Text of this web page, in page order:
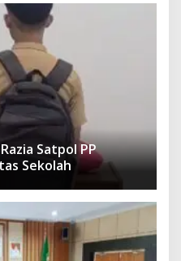
Satpol PP
Sekolah